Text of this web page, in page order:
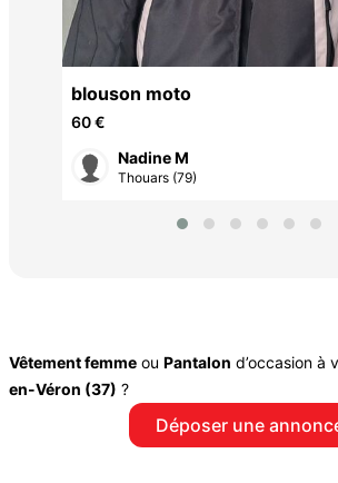
blouson moto
60 €
Nadine M
Thouars (79)
Vêtement femme ou Pantalon d’occasion à
en-Véron (37) ?
Déposer une